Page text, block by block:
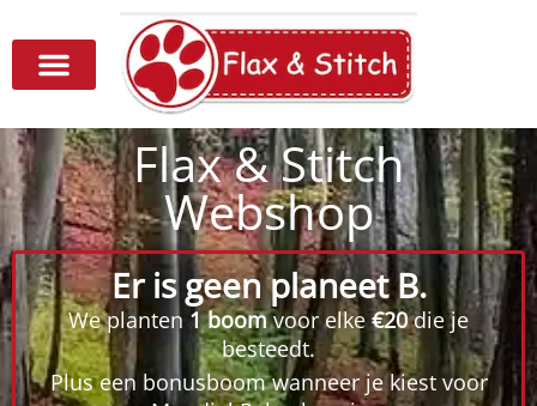
Flax & Stitch
Webshop
Er is geen planeet B.
We planten1 boomvoor elke€20die je
besteedt.
Plus een bonusboom wanneer je kiest voor